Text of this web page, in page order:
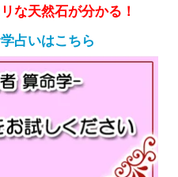
な天然石が分かる！
占いはこちら